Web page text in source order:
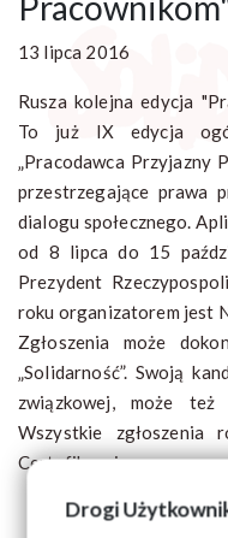
Drogi
13 lipca 2016
Rusza kolejna edycja
To już IX edycja
„Pracodawca Przyjazny
przestrzegające prawa
dialogu społecznego.
od 8 lipca do 15
Prezydent
roku organizatorem jest
Zgłoszenia może
„Solidarność”. Swoją
związkowej, może też
Wszystkie zgłoszenia
Certyfikacyjną.